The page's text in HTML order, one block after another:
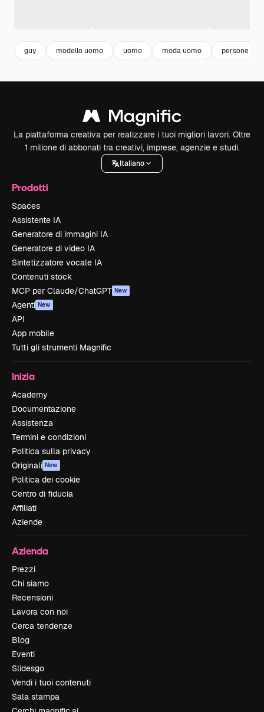
guy modello uomo uomo moda uomo persone
La piattaforma creativa per realizzare i tuoi migliori lavori. Oltre
1 milione di abbonati tra creativi, imprese, agenzie e studi.
Italiano
Prodotti
Spaces
Assistente IA
Generatore di immagini IA
Generatore di video IA
Sintetizzatore vocale IA
Contenuti stock
MCP per Claude/ChatGPT New
Agenti New
API
App mobile
Tutti gli strumenti Magnific
Inizia
Academy
Documentazione
Assistenza
Termini e condizioni
Politica sulla privacy
Originali New
Politica dei cookie
Centro di fiducia
Affiliati
Aziende
Azienda
Prezzi
Chi siamo
Recensioni
Lavora con noi
Cerca tendenze
Blog
Eventi
Slidesgo
Vendi i tuoi contenuti
Sala stampa